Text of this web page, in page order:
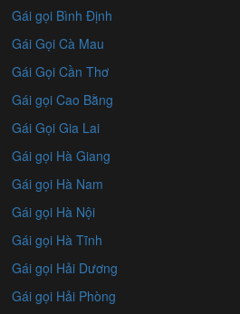
Gái gọi Bình Định
Gái Gọi Cà Mau
Gái Gọi Cần Thơ
Gái gọi Cao Bằng
Gái Gọi Gia Lai
Gái gọi Hà Giang
Gái gọi Hà Nam
Gái gọi Hà Nội
Gái gọi Hà Tĩnh
Gái gọi Hải Dương
Gái gọi Hải Phòng